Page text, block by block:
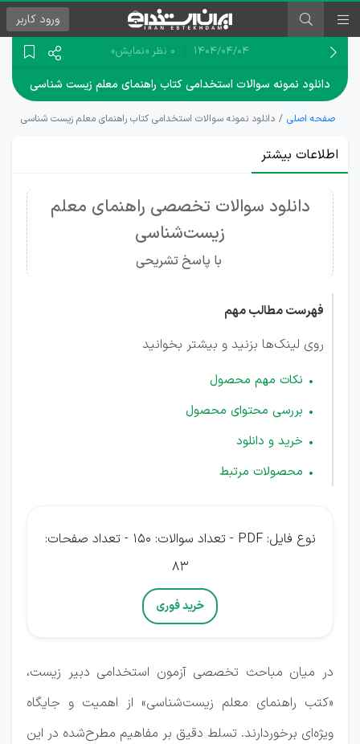
ورود کاربر
۱۴۰۴/۰۴/۰۴ 0 نظر «نمایش»
دانلود نمونه سوالات استخدامی کتاب راهنمای معلم زیست شناسی
صفحه اصلی دانلود نمونه سوالات استخدامی کتاب راهنمای معلم زیست شناسی
اطلاعات بیشتر
دانلود سوالات تخصصی راهنمای معلم
زیست‌شناسی
با پاسخ تشریحی
فهرست مطالب مهم
روی لینک‌ها بزنید و بیشتر بخوانید
نکات مهم محصول
بررسی محتوای محصول
خرید و دانلود
محصولات مرتبط
نوع فایل: PDF - تعداد سوالات: 150 - تعداد صفحات:
83
خرید فوری
در میان مباحث تخصصی آزمون استخدامی دبیر زیست،
«کتب راهنمای معلم زیست‌شناسی» از اهمیت و جایگاه
ویژه‌ای برخوردارند. تسلط دقیق بر مفاهیم مطرح‌شده در این